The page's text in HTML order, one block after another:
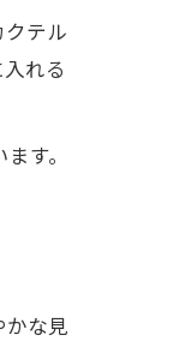
テル
れる
す。
な見